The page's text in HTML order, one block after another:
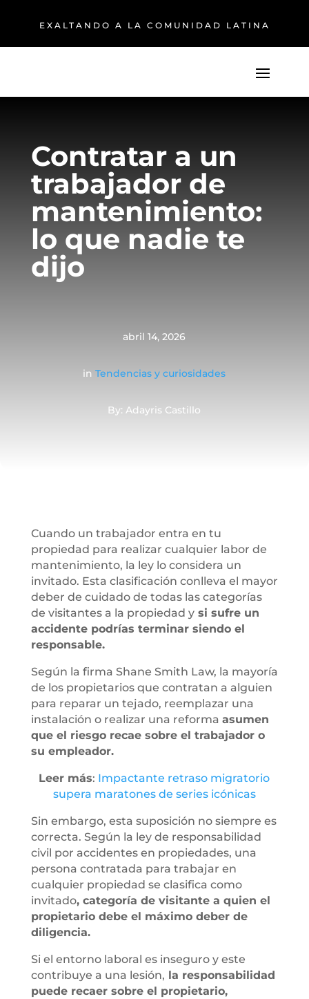
EXALTANDO A LA COMUNIDAD LATINA
Contratar a un
trabajador de
mantenimiento:
lo que nadie te
dijo
abril 14, 2026
inTendencias y curiosidades
By: Adayris Castillo
Cuando un trabajador entra en tu
propiedad para realizar cualquier labor de
mantenimiento, la ley lo considera un
invitado. Esta clasificación conlleva el mayor
deber de cuidado de todas las categorías
de visitantes a la propiedad ysi sufre un
accidente podrías terminar siendo el
responsable.
Según la firma Shane Smith Law, la mayoría
de los propietarios que contratan a alguien
para reparar un tejado, reemplazar una
instalación o realizar una reforma asumen
que el riesgo recae sobre el trabajador o
su empleador.
Leer más: Impactante retraso migratorio
supera maratones de series icónicas
Sin embargo, esta suposición no siempre es
correcta. Según la ley de responsabilidad
civil por accidentes en propiedades, una
persona contratada para trabajar en
cualquier propiedad se clasifica como
invitado, categoría de visitante a quien el
propietario debe el máximo deber de
diligencia.
Si el entorno laboral es inseguro y este
contribuye a una lesión, la responsabilidad
puede recaer sobre el propietario,